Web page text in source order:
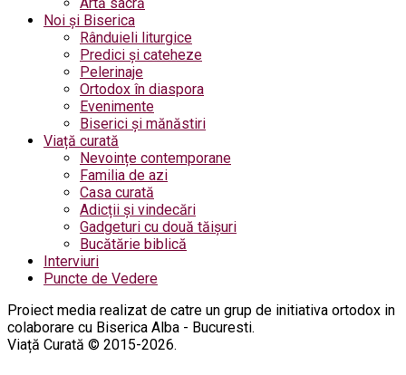
Noi și Biserica
Rânduieli liturgice
Predici și cateheze
Pelerinaje
Ortodox în diaspora
Evenimente
Biserici și mănăstiri
Viață curată
Nevoințe contemporane
Familia de azi
Casa curată
Adicții și vindecări
Gadgeturi cu două tăișuri
Bucătărie biblică
Interviuri
Puncte de Vedere
Proiect media realizat de catre un grup de initiativa ortodox in
colaborare cu Biserica Alba - Bucuresti.
Viață Curată © 2015-2026.